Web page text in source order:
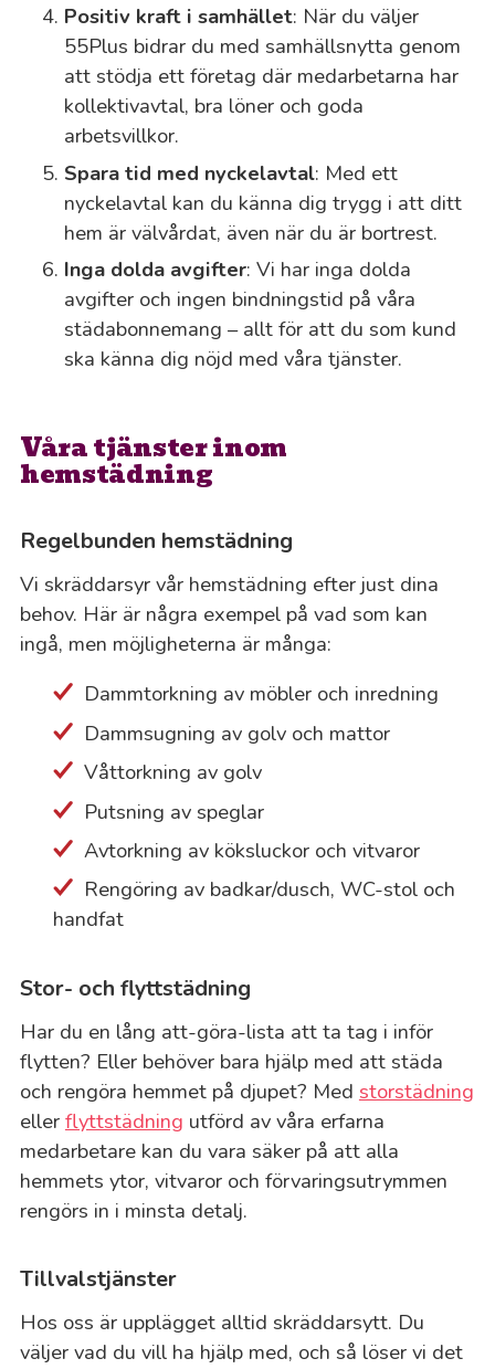
Positiv kraft i samhället: När du väljer
55Plus bidrar du med samhällsnytta genom
att stödja ett företag där medarbetarna har
kollektivavtal, bra löner och goda
arbetsvillkor.
Spara tid med nyckelavtal: Med ett
nyckelavtal kan du känna dig trygg i att ditt
hem är välvårdat, även när du är bortrest.
Inga dolda avgifter: Vi har inga dolda
avgifter och ingen bindningstid på våra
städabonnemang – allt för att du som kund
ska känna dig nöjd med våra tjänster.
Våra tjänster inom
hemstädning
Regelbunden hemstädning
Vi skräddarsyr vår hemstädning efter just dina
behov. Här är några exempel på vad som kan
ingå, men möjligheterna är många:
Dammtorkning av möbler och inredning
Dammsugning av golv och mattor
Våttorkning av golv
Putsning av speglar
Avtorkning av köksluckor och vitvaror
Rengöring av badkar/dusch, WC-stol och
handfat
Stor- och flyttstädning
Har du en lång att-göra-lista att ta tag i inför
flytten? Eller behöver bara hjälp med att städa
och rengöra hemmet på djupet? Med storstädning
eller flyttstädning utförd av våra erfarna
medarbetare kan du vara säker på att alla
hemmets ytor, vitvaror och förvaringsutrymmen
rengörs in i minsta detalj.
Tillvalstjänster
Hos oss är upplägget alltid skräddarsytt. Du
väljer vad du vill ha hjälp med, och så löser vi det